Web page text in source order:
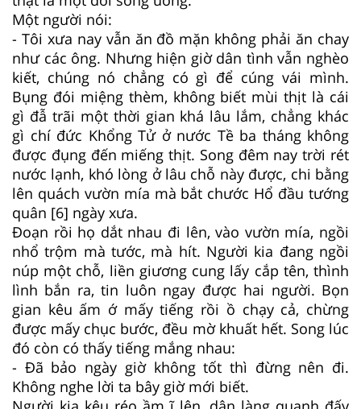
Một người nói:
- Tôi xưa nay vẫn ăn đồ mặn không phải ăn chay
như các ông. Nhưng hiện giờ dân tình vẫn nghèo
kiết, chúng nó chẳng có gì để cúng vái mình.
Bụng đói miệng thèm, không biết mùi thịt là cái
gì đẫ trãi một thời gian khá lâu lắm, chẳng khác
gì chí đức Khổng Tử ở nước Tề ba tháng không
được đụng đến miếng thịt. Song đêm nay trời rét
nước lạnh, khó lòng ở lâu chỗ này được, chi bằng
lên quách vườn mía mà bắt chước Hổ đầu tướng
quân [6] ngày xưa.
Ðoạn rồi họ dắt nhau đi lên, vào vườn mía, ngồi
nhổ trộm mà tước, mà hít. Người kia đang ngồi
núp một chỗ, liền giương cung lấy cắp tên, thình
lình bắn ra, tin luôn ngay được hai người. Bọn
gian kêu ấm ớ mấy tiếng rồi ồ chạy cả, chừng
được mấy chục bước, đều mờ khuất hết. Song lúc
đó còn có thấy tiếng mắng nhau:
- Ðã bảo ngày giờ không tốt thì đừng nên đi.
Không nghe lời ta bây giờ mới biết.